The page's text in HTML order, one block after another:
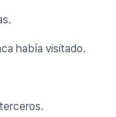
había visitado.